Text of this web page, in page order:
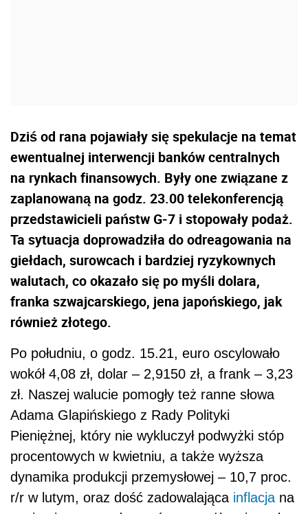
Dziś od rana pojawiały się spekulacje na temat
ewentualnej interwencji banków centralnych
na rynkach finansowych. Były one związane z
zaplanowaną na godz. 23.00 telekonferencją
przedstawicieli państw G-7 i stopowały podaż.
Ta sytuacja doprowadziła do odreagowania na
giełdach, surowcach i bardziej ryzykownych
walutach, co okazało się po myśli dolara,
franka szwajcarskiego, jena japońskiego, jak
również złotego.
Po południu, o godz. 15.21, euro oscylowało
wokół 4,08 zł, dolar – 2,9150 zł, a frank – 3,23
zł. Naszej walucie pomogły też ranne słowa
Adama Glapińskiego z Rady Polityki
Pieniężnej, który nie wykluczył podwyżki stóp
procentowych w kwietniu, a także wyższa
dynamika produkcji przemysłowej – 10,7 proc.
r/r w lutym, oraz dość zadowalająca inflacja na